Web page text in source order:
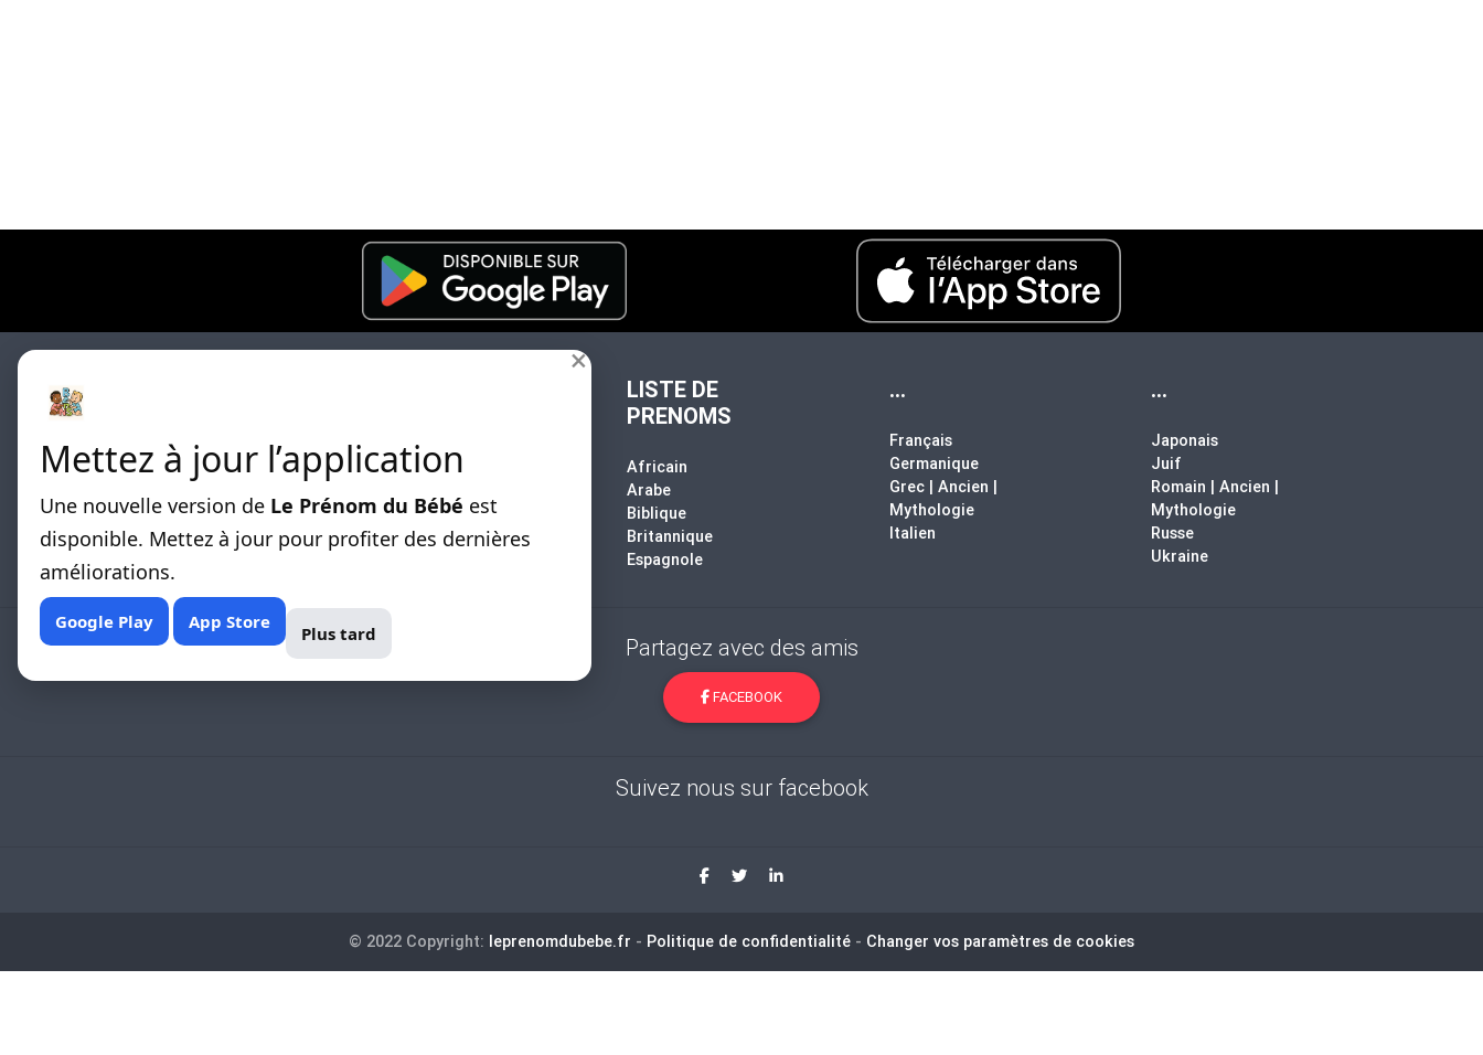
×
Mettez à jour l’application
Une nouvelle version de Le Prénom du Bébé est
disponible. Mettez à jour pour profiter des dernières
améliorations.
Google Play App Store
Plus tard
Les differentes listes de prénoms classées
par origines sont disponibles.
LISTE DE
PRENOMS
Africain
Arabe
Biblique
Britannique
Espagnole
...
Français
Germanique
Grec | Ancien |
Mythologie
Italien
...
Japonais
Juif
Romain | Ancien |
Mythologie
Russe
Ukraine
Partagez avec des amis
FACEBOOK
Suivez nous sur facebook
© 2022 Copyright: leprenomdubebe.fr - Politique de confidentialité - Changer vos paramètres de cookies